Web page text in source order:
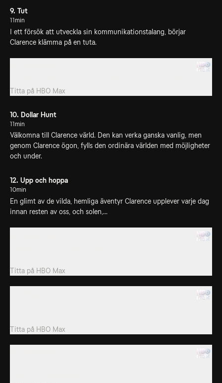
9. Tut
11min
I ett försök att utveckla sin kommunikationstalang, börjar
Clarence klämma på en tuta.
Titta på HBO Max
10. Dollar Hunt
11min
Välkomna till Clarence värld. Den kan verka ganska vanlig, men
genom Clarence ögon, fylls den ordinära världen med möjligheter
och under.
12. Upp och hoppa
10min
En glimt av de vilda, hemliga äventyr Clarence upplever varje dag
innan resten av oss, och solen,...
Titta på HBO Max
Titta på HBO Max